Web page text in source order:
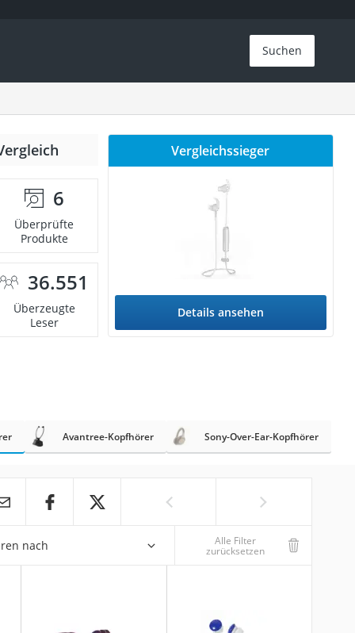
Suchen
6
Überprüfte
Produkte
36.551
Überzeugte
Leser
Vergleichssieger
Details ansehen
Avantree-Kopfhörer Sony-Over-Ear-Kopfhörer
nach Alle Filter
zurücksetzen